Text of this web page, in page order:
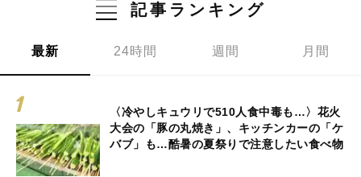
記事ランキング
最新 24時間 週間 月間
〈冷やしキュウリで510人食中毒も…〉花火
大会の「豚の丸焼き」、キッチンカーの「ケ
バブ」も…酷暑の夏祭りで注意したい食べ物